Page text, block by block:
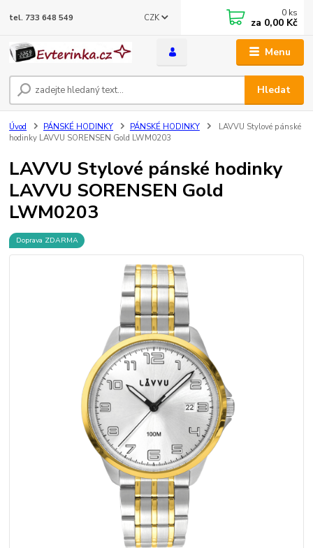
Menu
CZK
Hledat
tel. 733 648 549 0 ks
za 0,00 Kč
Úvod PÁNSKÉ HODINKY PÁNSKÉ HODINKY
LAVVU Stylové pánské
hodinky LAVVU SORENSEN Gold LWM0203
LAVVU Stylové pánské hodinky
LAVVU SORENSEN Gold
LWM0203
Doprava ZDARMA